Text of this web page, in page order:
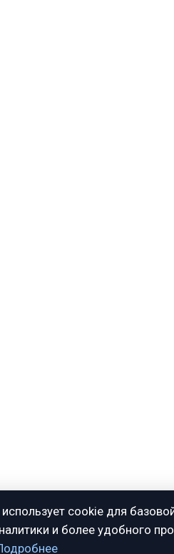
использует cookie для
и более удобного